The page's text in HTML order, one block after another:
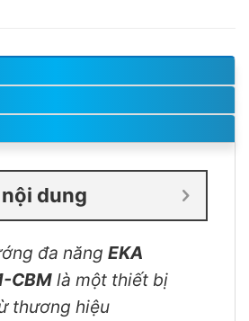
dung
đa năng EKA
CBM là một thiết bị
thương hiệu